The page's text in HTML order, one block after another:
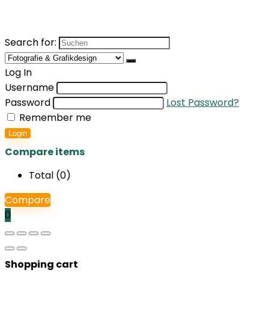
Search for:
Log In
Username
Password
Lost Password?
Remember me
Login
Compare items
Total (0)
Compare
0
Shopping cart